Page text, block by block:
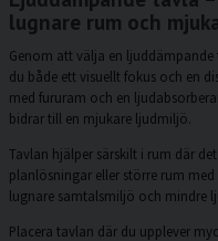
lugnare rum och
Genom att välja en ljuddämpande
du både ett visuellt fokus och en
med fururam och en
bidrar till en mjukare ljudmiljö.
Tavlan hjälper särskilt i rum där
planlösningar eller större rum
lugnare samtalsmiljö och mindre
Placera tavlan där du upplever